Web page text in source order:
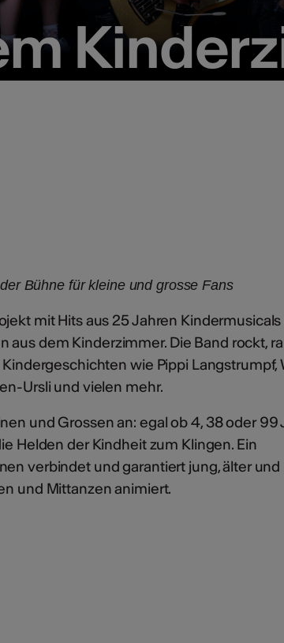
Bühne für kleine und grosse Fans
mit Hits aus 25 Jahren
aus dem Kinderzimmer. Die Band rockt,
wie Pippi Langstrumpf,
Ursli und vielen mehr.
und Grossen an: egal ob 4, 38 oder 99
Helden der Kindheit zum Klingen. Ein
verbindet und garantiert jung, älter
und Mittanzen animiert.